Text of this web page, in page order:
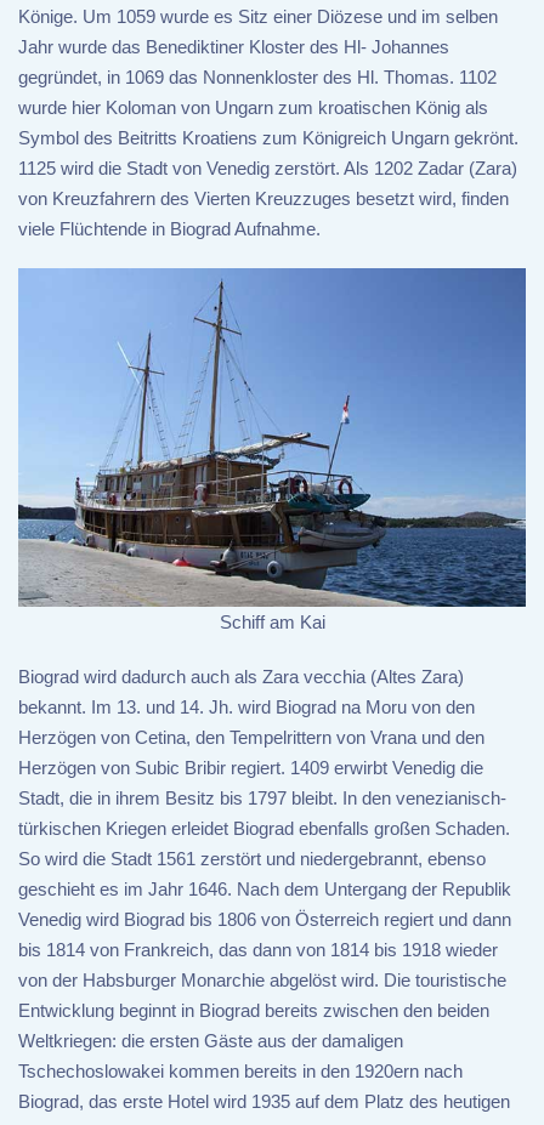
Könige. Um 1059 wurde es Sitz einer Diözese und im selben
Jahr wurde das Benediktiner Kloster des Hl- Johannes
gegründet, in 1069 das Nonnenkloster des Hl. Thomas. 1102
wurde hier Koloman von Ungarn zum kroatischen König als
Symbol des Beitritts Kroatiens zum Königreich Ungarn gekrönt.
1125 wird die Stadt von Venedig zerstört. Als 1202 Zadar (Zara)
von Kreuzfahrern des Vierten Kreuzzuges besetzt wird, finden
viele Flüchtende in Biograd Aufnahme.
Schiff am Kai
Biograd wird dadurch auch als Zara vecchia (Altes Zara)
bekannt. Im 13. und 14. Jh. wird Biograd na Moru von den
Herzögen von Cetina, den Tempelrittern von Vrana und den
Herzögen von Subic Bribir regiert. 1409 erwirbt Venedig die
Stadt, die in ihrem Besitz bis 1797 bleibt. In den venezianisch-
türkischen Kriegen erleidet Biograd ebenfalls großen Schaden.
So wird die Stadt 1561 zerstört und niedergebrannt, ebenso
geschieht es im Jahr 1646. Nach dem Untergang der Republik
Venedig wird Biograd bis 1806 von Österreich regiert und dann
bis 1814 von Frankreich, das dann von 1814 bis 1918 wieder
von der Habsburger Monarchie abgelöst wird. Die touristische
Entwicklung beginnt in Biograd bereits zwischen den beiden
Weltkriegen: die ersten Gäste aus der damaligen
Tschechoslowakei kommen bereits in den 1920ern nach
Biograd, das erste Hotel wird 1935 auf dem Platz des heutigen